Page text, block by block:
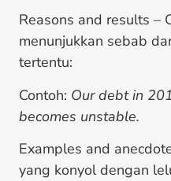
Reasons and results –
menunjukkan sebab
tertentu:
Contoh: Our debt in
becomes unstable.
Examples and
yang konyol dengan